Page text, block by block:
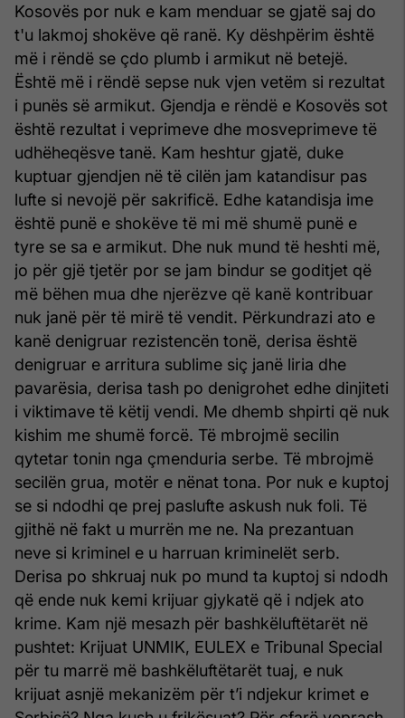
Kosovës por nuk e kam menduar se gjatë saj do
t'u lakmoj shokëve që ranë. Ky dëshpërim është
më i rëndë se çdo plumb i armikut në betejë.
Është më i rëndë sepse nuk vjen vetëm si rezultat
i punës së armikut. Gjendja e rëndë e Kosovës sot
është rezultat i veprimeve dhe mosveprimeve të
udhëheqësve tanë. Kam heshtur gjatë, duke
kuptuar gjendjen në të cilën jam katandisur pas
lufte si nevojë për sakrificë. Edhe katandisja ime
është punë e shokëve të mi më shumë punë e
tyre se sa e armikut. Dhe nuk mund të heshti më,
jo për gjë tjetër por se jam bindur se goditjet që
më bëhen mua dhe njerëzve që kanë kontribuar
nuk janë për të mirë të vendit. Përkundrazi ato e
kanë denigruar rezistencën tonë, derisa është
denigruar e arritura sublime siç janë liria dhe
pavarësia, derisa tash po denigrohet edhe dinjiteti
i viktimave të këtij vendi. Me dhemb shpirti që nuk
kishim me shumë forcë. Të mbrojmë secilin
qytetar tonin nga çmenduria serbe. Të mbrojmë
secilën grua, motër e nënat tona. Por nuk e kuptoj
se si ndodhi qe prej paslufte askush nuk foli. Të
gjithë në fakt u murrën me ne. Na prezantuan
neve si kriminel e u harruan kriminelët serb.
Derisa po shkruaj nuk po mund ta kuptoj si ndodh
që ende nuk kemi krijuar gjykatë që i ndjek ato
krime. Kam një mesazh për bashkëluftëtarët në
pushtet: Krijuat UNMIK, EULEX e Tribunal Special
për tu marrë më bashkëluftëtarët tuaj, e nuk
krijuat asnjë mekanizëm për t’i ndjekur krimet e